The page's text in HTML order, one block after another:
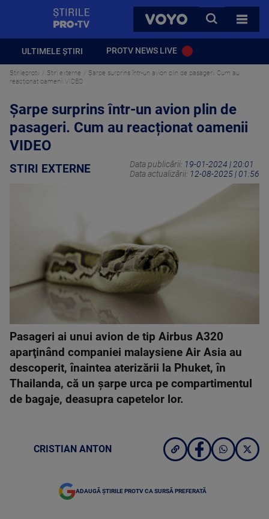
VOYO
CAUTA
TOATE
ULTIMELE ȘTIRI PROTV NEWS LIVE
Stirileprotv Stiri externe
Șarpe surprins într-un avion plin de pasageri. Cum au
reacționat oamenii VIDEO
Șarpe surprins într-un avion plin de
pasageri. Cum au reacționat oamenii
VIDEO
STIRI EXTERNE Data publicării: 19-01-2024 | 20:01
Data actualizării: 12-08-2025 | 01:56
Pasageri ai unui avion de tip Airbus A320
aparţinând companiei malaysiene Air Asia au
descoperit, înaintea aterizării la Phuket, în
Thailanda, că un şarpe urca pe compartimentul
de bagaje, deasupra capetelor lor.
CRISTIAN ANTON
ADAUGĂ ȘTIRILE PROTV CA SURSĂ PREFERATĂ